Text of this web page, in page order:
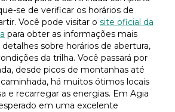
se de verificar os horários de
Você pode visitar o site oficial da
para obter as informações mais
sobre horários de abertura,
da trilha. Você passará por
desde picos de montanhas até
há muitos ótimos locais
e recarregar as energias. Em Agia
em uma excelente